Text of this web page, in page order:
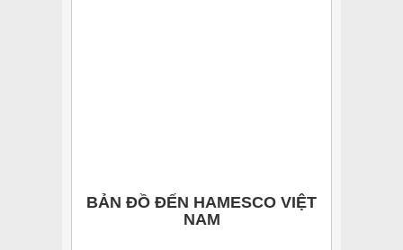
BẢN ĐỒ ĐẾN HAMESCO VIỆT
NAM